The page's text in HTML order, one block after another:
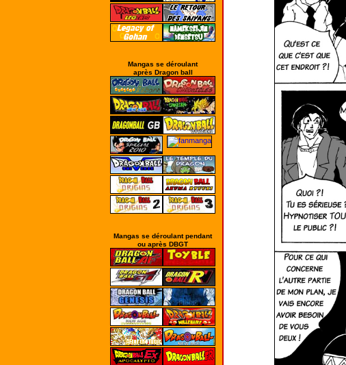
Mangas se déroulant
après Dragon ball
Mangas se déroulant pendant
ou après DBGT